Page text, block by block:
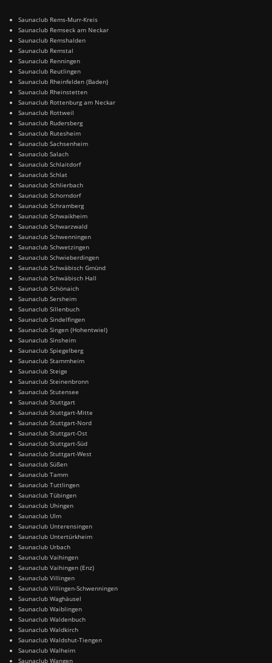
Saunaclub Rems-Murr-Kreis
Saunaclub Remseck am Neckar
Saunaclub Remshalden
Saunaclub Remstal
Saunaclub Renningen
Saunaclub Reutlingen
Saunaclub Rheinfelden (Baden)
Saunaclub Rheinstetten
Saunaclub Rottenburg am Neckar
Saunaclub Rottweil
Saunaclub Rudersberg
Saunaclub Rutesheim
Saunaclub Sachsenheim
Saunaclub Salach
Saunaclub Schlaitdorf
Saunaclub Schlat
Saunaclub Schlierbach
Saunaclub Schorndorf
Saunaclub Schramberg
Saunaclub Schwaikheim
Saunaclub Schwarzwald
Saunaclub Schwenningen
Saunaclub Schwetzingen
Saunaclub Schwieberdingen
Saunaclub Schwäbisch Gmünd
Saunaclub Schwäbisch Hall
Saunaclub Schönaich
Saunaclub Sersheim
Saunaclub Sillenbuch
Saunaclub Sindelfingen
Saunaclub Singen (Hohentwiel)
Saunaclub Sinsheim
Saunaclub Spiegelberg
Saunaclub Stammheim
Saunaclub Steige
Saunaclub Steinenbronn
Saunaclub Stutensee
Saunaclub Stuttgart
Saunaclub Stuttgart-Mitte
Saunaclub Stuttgart-Nord
Saunaclub Stuttgart-Ost
Saunaclub Stuttgart-Süd
Saunaclub Stuttgart-West
Saunaclub Süßen
Saunaclub Tamm
Saunaclub Tuttlingen
Saunaclub Tübingen
Saunaclub Uhingen
Saunaclub Ulm
Saunaclub Unterensingen
Saunaclub Untertürkheim
Saunaclub Urbach
Saunaclub Vaihingen
Saunaclub Vaihingen (Enz)
Saunaclub Villingen
Saunaclub Villingen-Schwenningen
Saunaclub Waghäusel
Saunaclub Waiblingen
Saunaclub Waldenbuch
Saunaclub Waldkirch
Saunaclub Waldshut-Tiengen
Saunaclub Walheim
Saunaclub Wangen